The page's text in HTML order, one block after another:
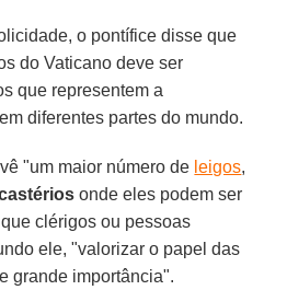
o pontífice disse que
do Vaticano deve ser
que representem a
diferentes partes do mundo.
"um maior número de leigos,
onde eles podem ser
clérigos ou pessoas
ele, "valorizar o papel das
grande importância".